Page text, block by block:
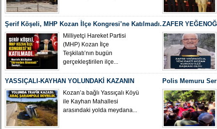
Şerif Köşeli, MHP Kozan İlçe Kongresi’ne Katılmadı.
Milliyetçi Hareket Partisi
(MHP) Kozan İlçe
Teşkilatı’nın bugün
gerçekleştirilen ilçe...
ZAFER
İLÇE BAŞKANI
YASSIÇALI-KAYHAN YOLUNDAKİ KAZANIN
KAMERA GÖRÜNTÜLERİ ORTAYA ÇIKTI
Kozan’a bağlı Yassıçalı Köyü
ile Kayhan Mahallesi
arasındaki yolda meydana...
Polis Memuru
Uğurlandı